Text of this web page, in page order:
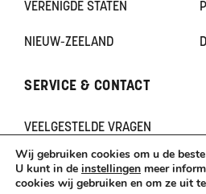
VERENIGDE STATEN
NIEUW-ZEELAND
SERVICE & CONTACT
VEELGESTELDE VRAGEN
CONTACT
KLACHTEN
TERUGBETAAL- EN
Wij gebruiken cookies om u de
U kunt in de instellingen meer
cookies wij gebruiken en om ze uit